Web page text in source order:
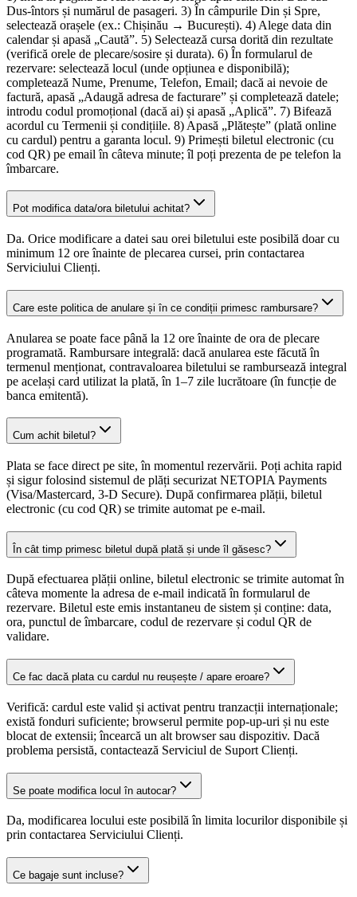
Dus-întors și numărul de pasageri. 3) În câmpurile Din și Spre,
selectează orașele (ex.: Chișinău → București). 4) Alege data din
calendar și apasă „Caută”. 5) Selectează cursa dorită din rezultate
(verifică orele de plecare/sosire și durata). 6) În formularul de
rezervare: selectează locul (unde opțiunea e disponibilă);
completează Nume, Prenume, Telefon, Email; dacă ai nevoie de
factură, apasă „Adaugă adresa de facturare” și completează datele;
introdu codul promoțional (dacă ai) și apasă „Aplică”. 7) Bifează
acordul cu Termenii și condițiile. 8) Apasă „Plătește” (plată online
cu cardul) pentru a garanta locul. 9) Primești biletul electronic (cu
cod QR) pe email în câteva minute; îl poți prezenta de pe telefon la
îmbarcare.
Pot modifica data/ora biletului achitat?
Da. Orice modificare a datei sau orei biletului este posibilă doar cu
minimum 12 ore înainte de plecarea cursei, prin contactarea
Serviciului Clienți.
Care este politica de anulare și în ce condiții primesc rambursare?
Anularea se poate face până la 12 ore înainte de ora de plecare
programată. Rambursare integrală: dacă anularea este făcută în
termenul menționat, contravaloarea biletului se rambursează integral
pe același card utilizat la plată, în 1–7 zile lucrătoare (în funcție de
banca emitentă).
Cum achit biletul?
Plata se face direct pe site, în momentul rezervării. Poți achita rapid
și sigur folosind sistemul de plăți securizat NETOPIA Payments
(Visa/Mastercard, 3-D Secure). După confirmarea plății, biletul
electronic (cu cod QR) se trimite automat pe e-mail.
În cât timp primesc biletul după plată și unde îl găsesc?
După efectuarea plății online, biletul electronic se trimite automat în
câteva momente la adresa de e-mail indicată în formularul de
rezervare. Biletul este emis instantaneu de sistem și conține: data,
ora, punctul de îmbarcare, codul de rezervare și codul QR de
validare.
Ce fac dacă plata cu cardul nu reușește / apare eroare?
Verifică: cardul este valid și activat pentru tranzacții internaționale;
există fonduri suficiente; browserul permite pop-up-uri și nu este
blocat de extensii; încearcă un alt browser sau dispozitiv. Dacă
problema persistă, contactează Serviciul de Suport Clienți.
Se poate modifica locul în autocar?
Da, modificarea locului este posibilă în limita locurilor disponibile și
prin contactarea Serviciului Clienți.
Ce bagaje sunt incluse?